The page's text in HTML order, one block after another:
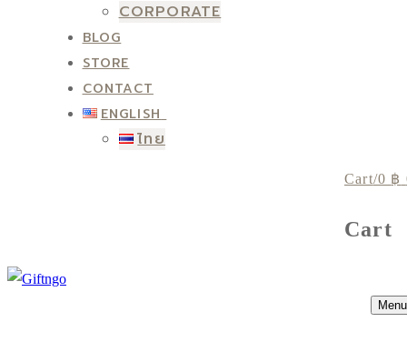
CORPORATE
BLOG
STORE
CONTACT
ENGLISH
ไทย
Cart/0 ฿
Cart
Menu